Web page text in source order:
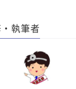
執筆者